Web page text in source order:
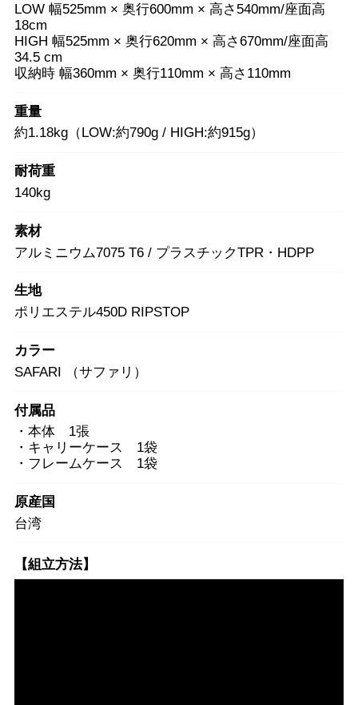
LOW 幅525mm × 奥行600mm × 高さ540mm/座面高
18cm
HIGH 幅525mm × 奥行620mm × 高さ670mm/座面高
34.5 cm
収納時 幅360mm × 奥行110mm × 高さ110mm
重量
約1.18kg（LOW:約790g / HIGH:約915g）
耐荷重
140kg
素材
アルミニウム7075 T6 / プラスチックTPR・HDPP
生地
ポリエステル450D RIPSTOP
カラー
SAFARI （サファリ）
付属品
・本体 1張
・キャリーケース 1袋
・フレームケース 1袋
原産国
台湾
【組立方法】